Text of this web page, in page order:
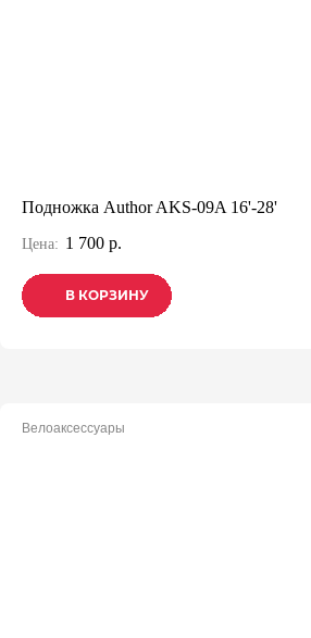
Подножка Author AKS-09A 16'-28'
Цена: 1 700 р.
В КОРЗИНУ
В КОРЗИНУ
В КОРЗИНУ
Велоаксессуары